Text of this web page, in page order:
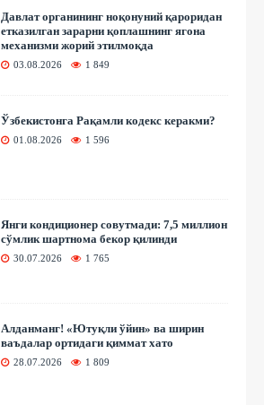
Давлат органининг ноқонуний қароридан
етказилган зарарни қоплашнинг ягона
механизми жорий этилмоқда
03.08.2026 1 849
Ўзбекистонга Рақамли кодекс керакми?
01.08.2026 1 596
Янги кондиционер совутмади: 7,5 миллион
сўмлик шартнома бекор қилинди
30.07.2026 1 765
Алданманг! «Ютуқли ўйин» ва ширин
ваъдалар ортидаги қиммат хато
28.07.2026 1 809